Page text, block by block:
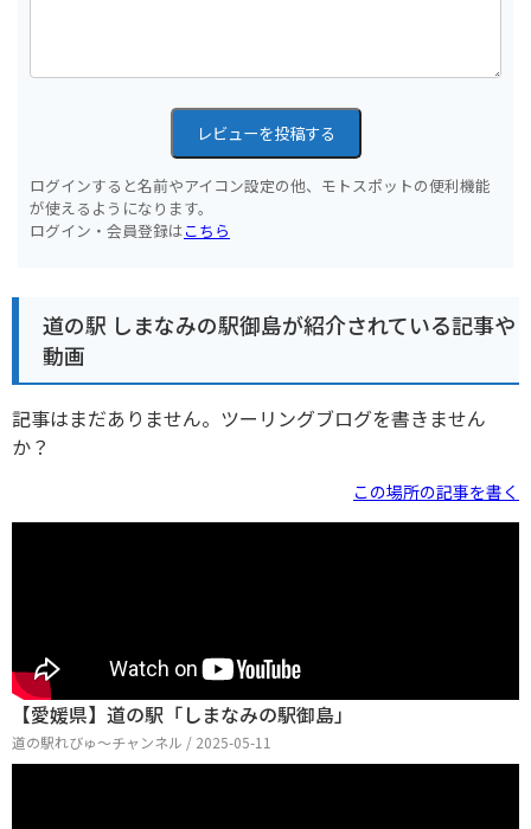
レビューを投稿する
ログインすると名前やアイコン設定の他、モトスポットの便利機能
が使えるようになります。
ログイン・会員登録はこちら
道の駅 しまなみの駅御島が紹介されている記事や
動画
記事はまだありません。ツーリングブログを書きません
か？
この場所の記事を書く
【愛媛県】道の駅「しまなみの駅御島」
道の駅れびゅ〜チャンネル / 2025-05-11